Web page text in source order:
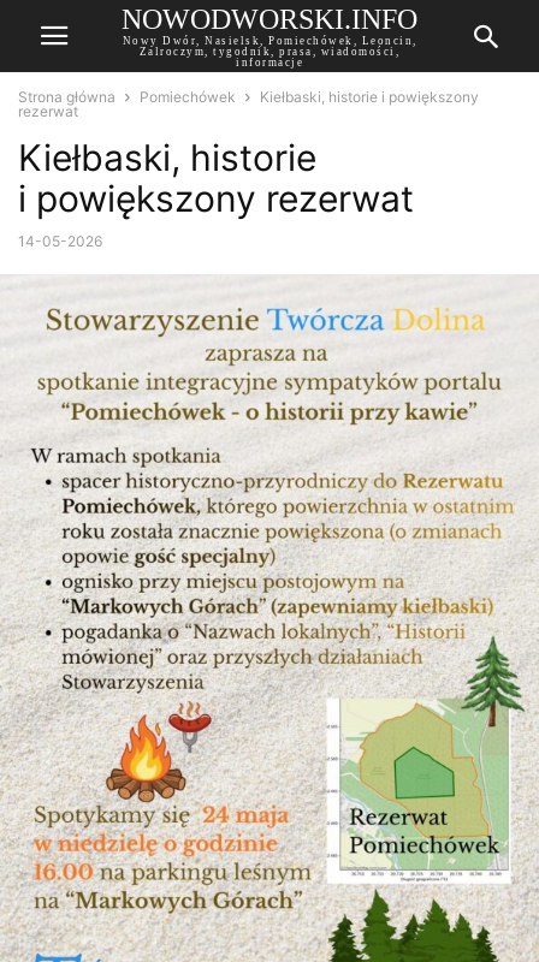
NOWODWORSKI.INFO
Nowy Dwór, Nasielsk, Pomiechówek, Leoncin,
Zalroczym, tygodnik, prasa, wiadomości,
informacje
Strona główna Pomiechówek
Kiełbaski, historie i powiększony
rezerwat
Kiełbaski, historie
i powiększony rezerwat
14-05-2026